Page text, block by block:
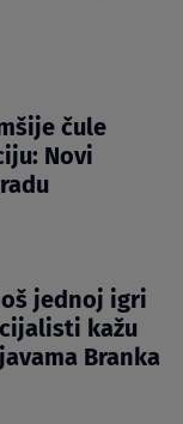
čule
Novi
jednoj igri
kažu
Branka